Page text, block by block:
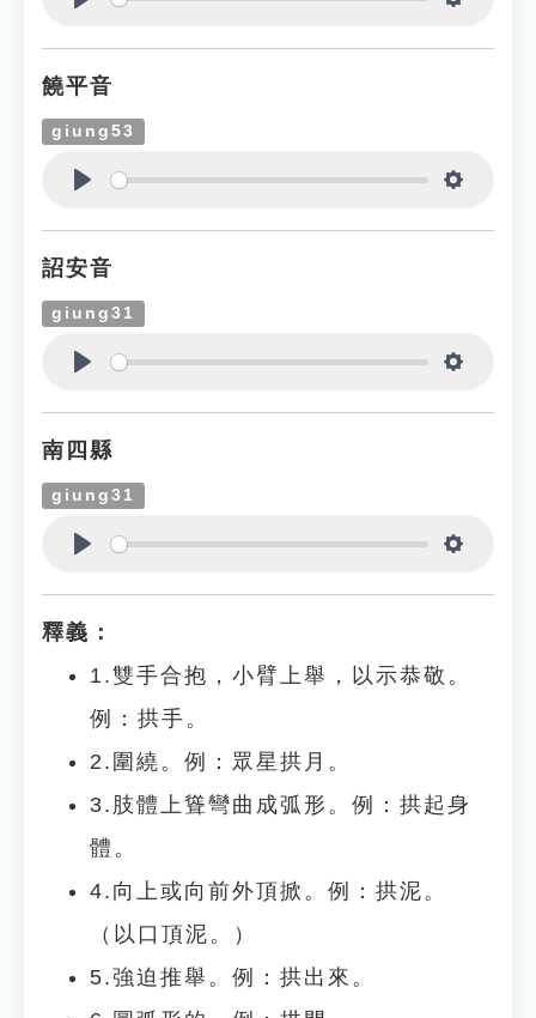
饒平音
giung53
詔安音
giung31
南四縣
giung31
釋義：
1.雙手合抱，小臂上舉，以示恭敬。
例：拱手。
2.圍繞。例：眾星拱月。
3.肢體上聳彎曲成弧形。例：拱起身
體。
4.向上或向前外頂掀。例：拱泥。
（以口頂泥。）
5.強迫推舉。例：拱出來。